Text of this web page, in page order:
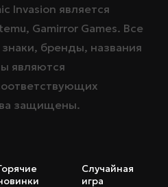
Invasion является
, Gamirror Games. Все
бренды, названия
являются
защищены.
Случайная
игра